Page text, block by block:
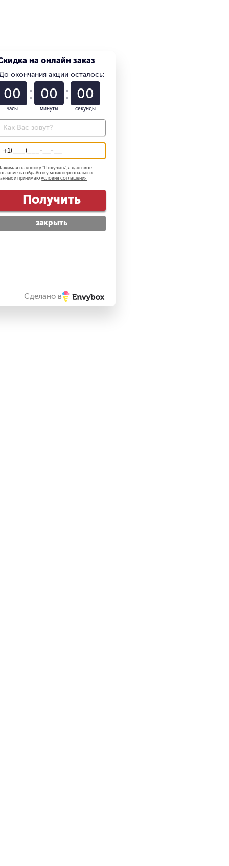
"GREAT LOFT". 14.08.2018
на онлайн заказ
окончания акции осталось:
01
часы
22
минуты
58
секунды
на кнопку "Получить", я даю свое
на обработку моих персональных
и принимаю условия соглашения
Получить
закрыть
Сделано в